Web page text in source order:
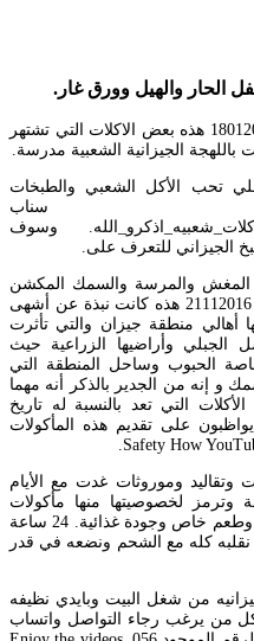
الحار والهيل وورق غار.
. من اسماء الحشرات. 18012013 هذه بعض الاكلات التي تشتهر
تحب الأكل الشعبي والطبخات
سناب
وسوف
الجيزاني للتعرف على.
المغش والمرسة والسمك المكشن
والمفالت وكثير من المأكولات الشعبية. 21112016 هذه كانت نبذة عن أشهى
أهالي منطقة جيزان والتي تأثرت
الجبلي وأراضيها الزراعية حيث
الحبوب وساحل المنطقة التي
و إنه من الجدير بالذكر أنه مهما
التي تعد بالنسبة له تاريخ
على تقديم هذه المأكولات
وتقاليد وموروثات غدت مع الأيام
وترمز لخصوصيتها منها مأكولات
شعبية اشتهرت بها المنطقة تتميز بنكهة وطعم خاص وجودة غذائية. 24 ساعة
نقلبه كله مع الشحم ونضعه في قدر
من شغل البيت وبايدي نظيفه
من يرغب رجاء التواصل واتساب